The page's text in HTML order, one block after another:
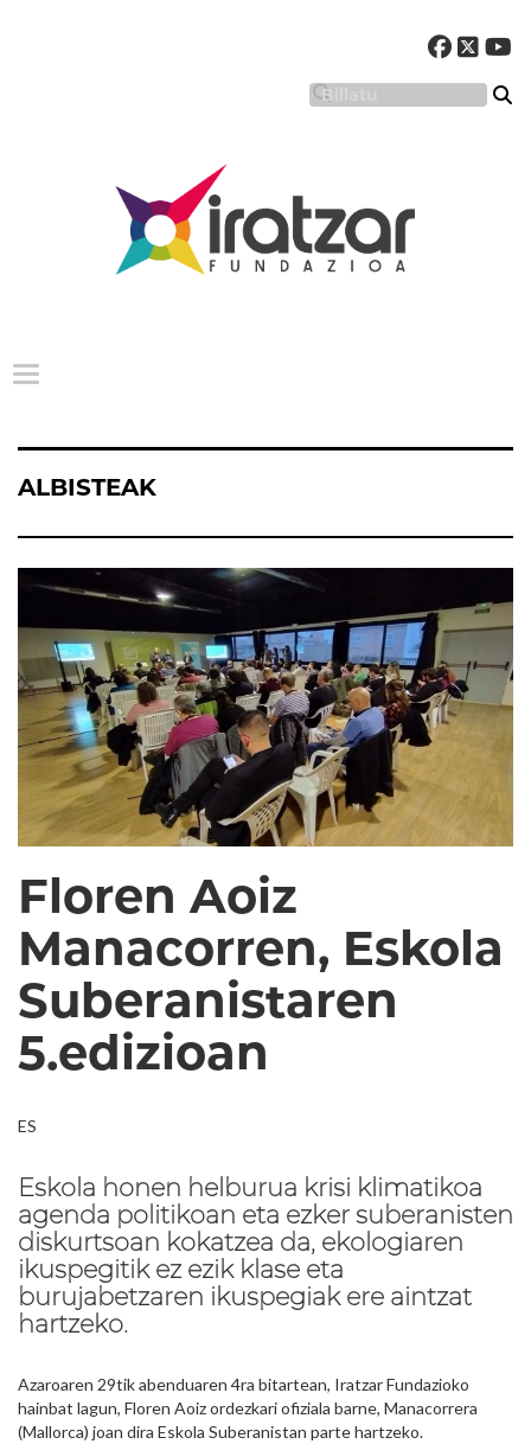
Menu nagusia
ALBISTEAK
Floren Aoiz
Manacorren, Eskola
Suberanistaren
5.edizioan
ES
Eskola honen helburua krisi klimatikoa
agenda politikoan eta ezker suberanisten
diskurtsoan kokatzea da, ekologiaren
ikuspegitik ez ezik klase eta
burujabetzaren ikuspegiak ere aintzat
hartzeko.
Azaroaren 29tik abenduaren 4ra bitartean, Iratzar Fundazioko
hainbat lagun, Floren Aoiz ordezkari ofiziala barne, Manacorrera
(Mallorca) joan dira Eskola Suberanistan parte hartzeko.